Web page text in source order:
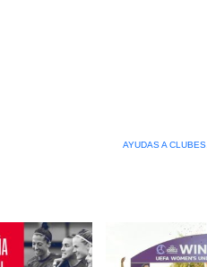
AYUDAS A CLUBES,